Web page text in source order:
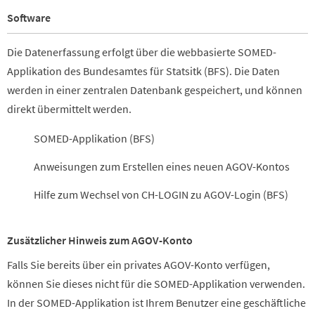
Software
Die Datenerfassung erfolgt über die webbasierte SOMED-
Applikation des Bundesamtes für Statsitk (BFS). Die Daten
werden in einer zentralen Datenbank gespeichert, und können
direkt übermittelt werden.
SOMED-Applikation (BFS)
Anweisungen zum Erstellen eines neuen AGOV-Kontos
Hilfe zum Wechsel von CH-LOGIN zu AGOV-Login (BFS)
Zusätzlicher Hinweis zum AGOV-Konto
Falls Sie bereits über ein privates AGOV-Konto verfügen,
können Sie dieses nicht für die SOMED-Applikation verwenden.
In der SOMED-Applikation ist Ihrem Benutzer eine geschäftliche